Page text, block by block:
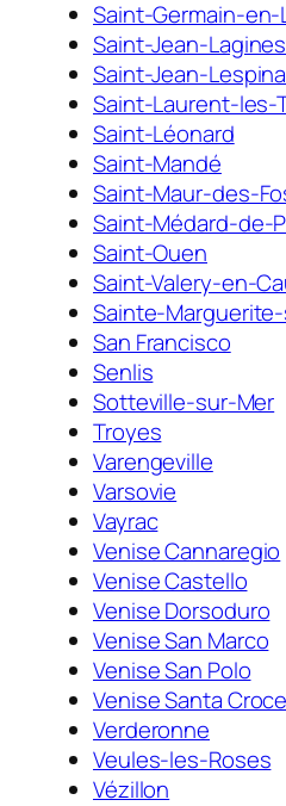
Saint-Germain-en-
Saint-Jean-
Saint-Jean-
Saint-Laurent-les-
Saint-Léonard
Saint-Mandé
Saint-Maur-des-
Saint-Médard-de-
Saint-Ouen
Saint-Valery-en-
Sainte-
San Francisco
Senlis
Sotteville-sur-Mer
Troyes
Varengeville
Varsovie
Vayrac
Venise Cannaregio
Venise Castello
Venise Dorsoduro
Venise San Marco
Venise San Polo
Venise Santa Croce
Verderonne
Veules-les-Roses
Vézillon